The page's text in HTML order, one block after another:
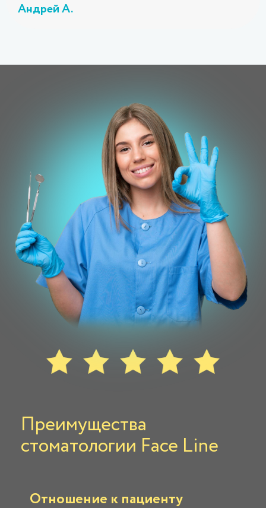
Андрей А.
Преимущества
стоматологии Face Line
Отношение к пациенту